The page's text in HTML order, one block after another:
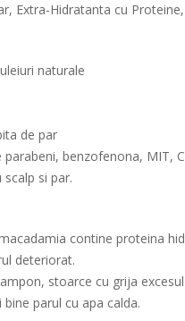
Extra-Hidratanta cu
naturale
de par
benzofenona, MIT,
si par.
contine proteina
deteriorat.
stoarce cu grija
parul cu apa calda.